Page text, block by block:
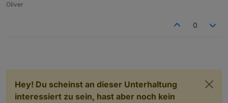
Oliver
0
Hey! Du scheinst an dieser Unterhaltung
interessiert zu sein, hast aber noch kein